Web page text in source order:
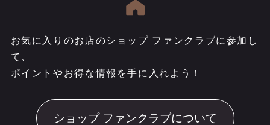
お気に入りのお店のショップ ファンクラブに参加し
て、
ポイントやお得な情報を手に入れよう！
ショップ ファンクラブについて